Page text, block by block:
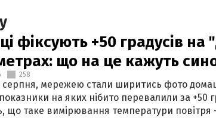
фіксують +50 градусів на
що на це кажуть
258
серпня, мережею стали ширитись фото
на яких нібито перевалили за +50
що таке вимірювання температури повітря